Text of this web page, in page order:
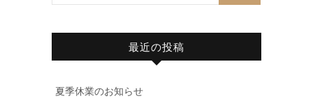
最近の投稿
夏季休業のお知らせ